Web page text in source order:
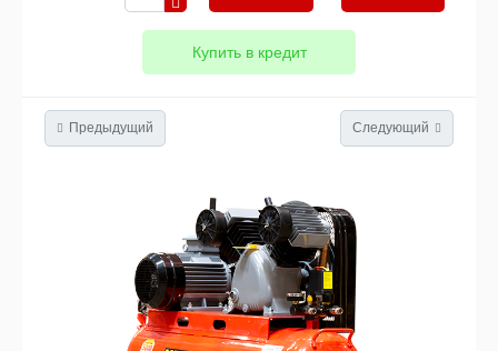
Купить в кредит
Предыдущий Следующий